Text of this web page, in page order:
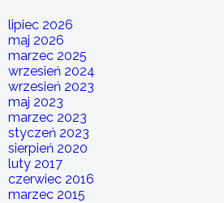
lipiec 2026
maj 2026
marzec 2025
wrzesień 2024
wrzesień 2023
maj 2023
marzec 2023
styczeń 2023
sierpień 2020
luty 2017
czerwiec 2016
marzec 2015